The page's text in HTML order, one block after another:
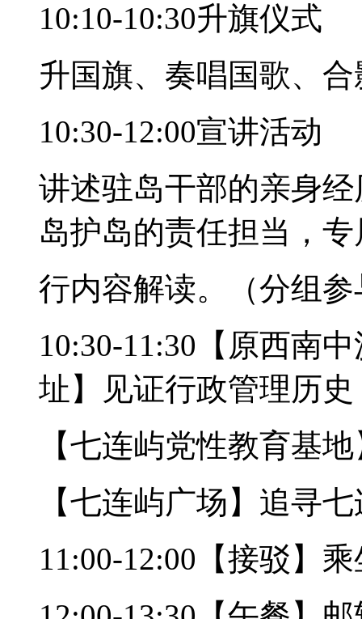
10:10-10:30升旗仪式
升国旗、奏唱国歌、
10:30-12:00宣讲活动
讲述驻岛干部的亲身
岛护岛的责任担当，
行内容解读。（分组
10:30-11:30【原西南
址】见证行政管理历史
【七连屿党性教育基
【七连屿广场】追寻
11:00-12:00【接驳】